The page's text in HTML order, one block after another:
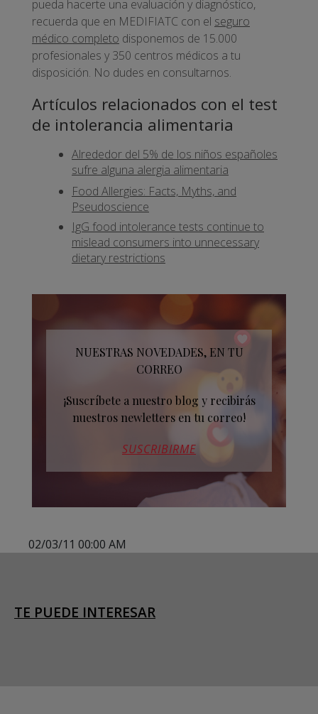
pueda hacerte una evaluación y diagnóstico,
recuerda que en MEDIFIATC con el seguro
médico completo disponemos de 15.000
profesionales y 350 centros médicos a tu
disposición. No dudes en consultarnos.
Artículos relacionados con el test
de intolerancia alimentaria
Alrededor del 5% de los niños españoles
sufre alguna alergia alimentaria
Food Allergies: Facts, Myths, and
Pseudoscience
IgG food intolerance tests continue to
mislead consumers into unnecessary
dietary restrictions
NUESTRAS NOVEDADES, EN TU
CORREO
¡Suscríbete a nuestro blog y recibirás
nuestros newletters en tu correo!
SUSCRIBIRME
02/03/11 00:00 AM
TE PUEDE INTERESAR